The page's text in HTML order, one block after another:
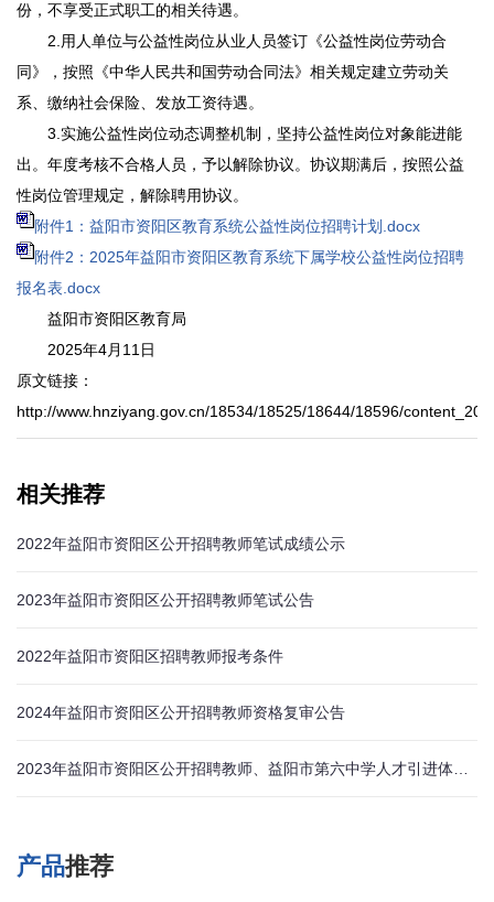
份，不享受正式职工的相关待遇。
2.用人单位与公益性岗位从业人员签订《公益性岗位劳动合
同》，按照《中华人民共和国劳动合同法》相关规定建立劳动关
系、缴纳社会保险、发放工资待遇。
3.实施公益性岗位动态调整机制，坚持公益性岗位对象能进能
出。年度考核不合格人员，予以解除协议。协议期满后，按照公益
性岗位管理规定，解除聘用协议。
附件1：益阳市资阳区教育系统公益性岗位招聘计划.docx
附件2：2025年益阳市资阳区教育系统下属学校公益性岗位招聘
报名表.docx
益阳市资阳区教育局
2025年4月11日
原文链接：
http://www.hnziyang.gov.cn/18534/18525/18644/18596/
相关推荐
2022年益阳市资阳区公开招聘教师笔试成绩公示
2023年益阳市资阳区公开招聘教师笔试公告
2022年益阳市资阳区招聘教师报考条件
2024年益阳市资阳区公开招聘教师资格复审公告
产品推荐